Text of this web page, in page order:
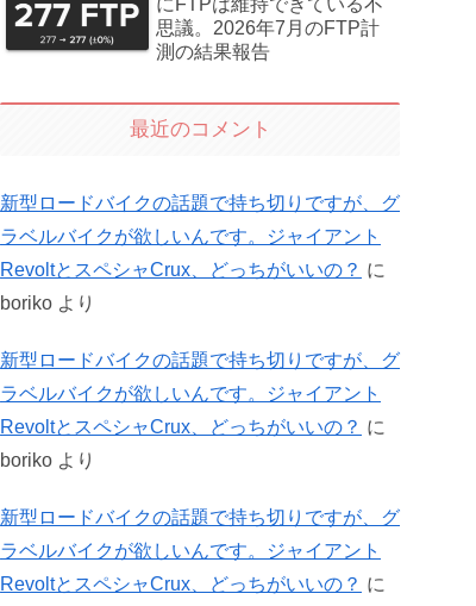
にFTPは維持できている不
思議。2026年7月のFTP計
測の結果報告
最近のコメント
新型ロードバイクの話題で持ち切りですが、グ
ラベルバイクが欲しいんです。ジャイアント
RevoltとスペシャCrux、どっちがいいの？ に
boriko より
新型ロードバイクの話題で持ち切りですが、グ
ラベルバイクが欲しいんです。ジャイアント
RevoltとスペシャCrux、どっちがいいの？ に
boriko より
新型ロードバイクの話題で持ち切りですが、グ
ラベルバイクが欲しいんです。ジャイアント
RevoltとスペシャCrux、どっちがいいの？ に